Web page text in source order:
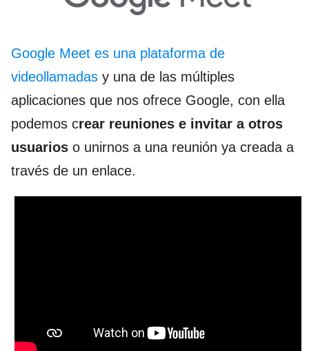
Google Meet es una plataforma de
videollamadas y una de las múltiples
aplicaciones que nos ofrece Google, con ella
podemos crear reuniones e invitar a otros
usuarios o unirnos a una reunión ya creada a
través de un enlace.